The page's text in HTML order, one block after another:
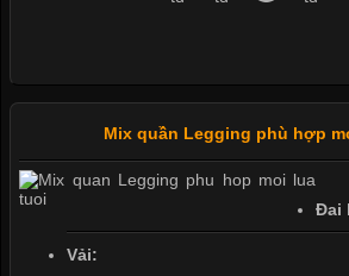
Mix quần Legging phù hợp
Đai
Vải: